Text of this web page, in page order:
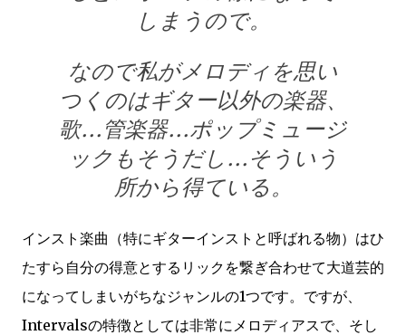
しまうので。
なので私がメロディを思い
つくのはギター以外の楽器、
歌…管楽器…ポップミュージ
ックもそうだし…そういう
所から得ている。
インスト楽曲（特にギターインストと呼ばれる物）はひ
たすら自分の得意とするリックを繋ぎ合わせて大道芸的
になってしまいがちなジャンルの1つです。ですが、
Intervalsの特徴としては非常にメロディアスで、そし